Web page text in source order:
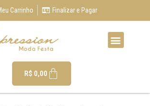
Carrinho Finalizar e Pagar
R$ 0,00